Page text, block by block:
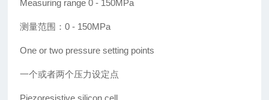
Measuring range 0 - 150MPa
测量范围：0 - 150MPa
One or two pressure setting points
一个或者两个压力设定点